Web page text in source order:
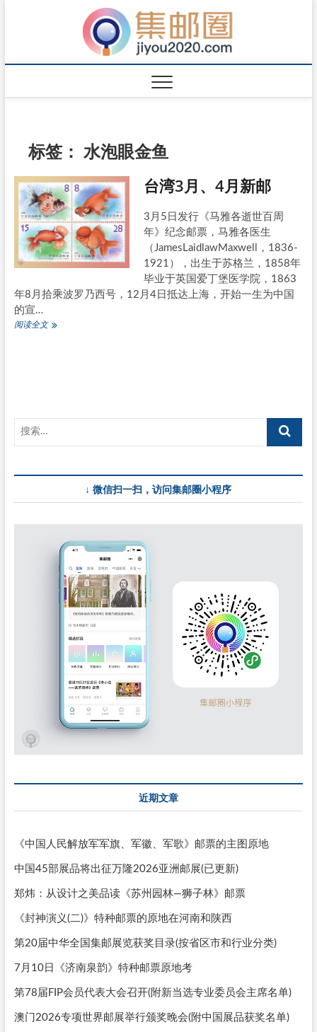
标签： 水泡眼金鱼
台湾3月、4月新邮
3月5日发行《马雅各逝世百周
年》纪念邮票，马雅各医生
（JamesLaidlawMaxwell，1836-
1921），出生于苏格兰，1858年
毕业于英国爱丁堡医学院，1863
年8月拾乘波罗乃西号，12月4日抵达上海，开始一生为中国
的宣…
阅读全文台
↓ 微信扫一扫，访问集邮圈小程序
近期文章
《中国人民解放军军旗、军徽、军歌》邮票的主图原地
中国45部展品将出征万隆2026亚洲邮展(已更新)
郑炜：从设计之美品读《苏州园林—狮子林》邮票
《封神演义(二)》特种邮票的原地在河南和陕西
第20届中华全国集邮展览获奖目录(按省区市和行业分类)
7月10日《济南泉韵》特种邮票原地考
第78届FIP会员代表大会召开(附新当选专业委员会主席名单)
澳门2026专项世界邮展举行颁奖晚会(附中国展品获奖名单)